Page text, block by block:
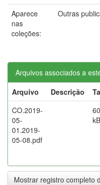
Aparece
nas
coleções:
Outras
Arquivos associados a
Arquivo
Descrição
CO.2019-
05-
01.2019-
05-08.pdf
kB
Mostrar registro completo